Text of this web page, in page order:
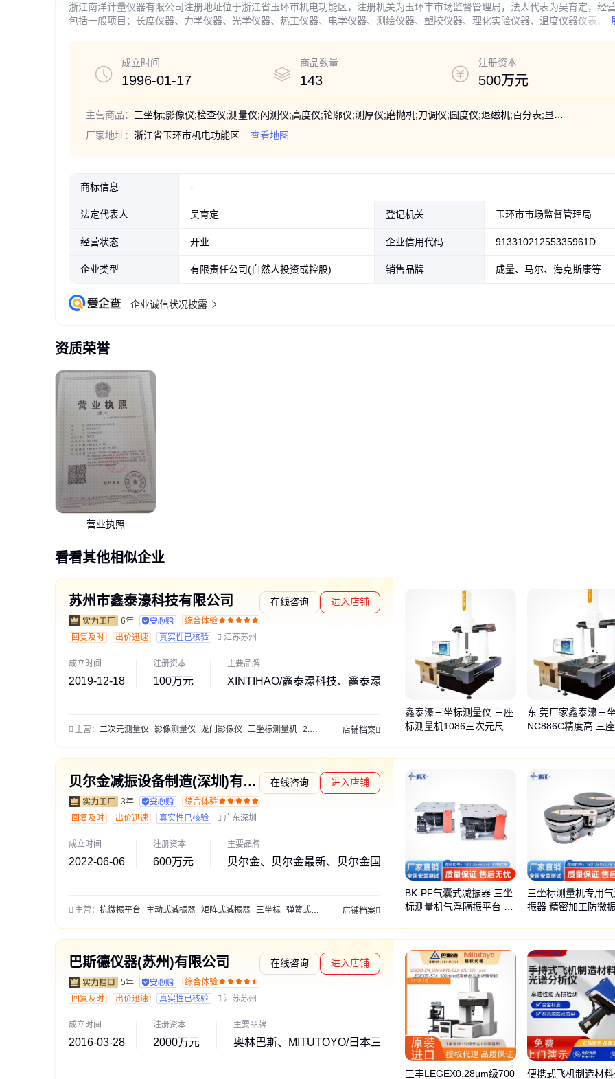
浙江南洋计量仪器有限公司注册地址位于浙江省玉环市机电功能区，注册机关为玉环市市场监督管理局，法人代表为吴育定，经
包括一般项目：长度仪器、力学仪器、光学仪器、热工仪器、电学仪器、测绘仪器、塑胶仪器、理化实验仪器、温度仪器仪表、
目：货物进出口；技术进出口（依法须经批准的项目，经相关部门批准后方可开展经营活动，具体经营项目以审批结果为准）。
成立时间
1996-01-17
商品数量
143
注册资本
500万元
主营商品：
厂家地址： 浙江省玉环市机电功能区 查看地图
商标信息 -
法定代表人 吴育定 登记机关 玉环市市场监督管理局
经营状态 开业 企业信用代码 91331021255335961D
企业类型 有限责任公司(自然人投资或控股) 销售品牌 成量、马尔、海克斯康等
企业诚信状况披露
资质荣誉
营业执照
看看其他相似企业
苏州市鑫泰濠科技有限公司
6年 综合体验
在线咨询 进入店铺
回复及时 出价迅速 真实性已核验 江苏苏州
成立时间
2019-12-18
注册资本
100万元
主要品牌
XINTIHAO/鑫泰濠科技、鑫泰濠、XINTIHO/鑫泰濠科技
主营： 二次元测量仪 影像测量仪 龙门影像仪 三坐标测量机 2.5次元测量仪 光学影像仪 测量影像仪
店铺档案
鑫泰濠三坐标测量仪 三座
标测量机1086三次元尺寸
东 莞厂家鑫泰濠三
NC886C精度高 三座
贝尔金减振设备制造(深圳)有限公司
3年 综合体验
在线咨询 进入店铺
回复及时 出价迅速 真实性已核验 广东深圳
成立时间
2022-06-06
注册资本
600万元
主要品牌
贝尔金、贝尔金最新、贝尔金国产
主营： 抗微振平台 主动式减振器 矩阵式减振器 三坐标 弹簧式减振器 精密气浮式减振器 光学隔振平台 桌面隔振平台 落地隔振平台 阻尼隔振
店铺档案
BK-PF气囊式减振器 三坐
标测量机气浮隔振平台 精
三坐标测量机专用
振器 精密加工防微振
巴斯德仪器(苏州)有限公司
5年 综合体验
在线咨询 进入店铺
回复及时 出价迅速 真实性已核验 江苏苏州
成立时间
2016-03-28
注册资本
2000万元
主要品牌
奥林巴斯、MITUTOYO/日本三丰、mitutoyo
三丰LEGEX0.28μm级700 便携式飞机制造材